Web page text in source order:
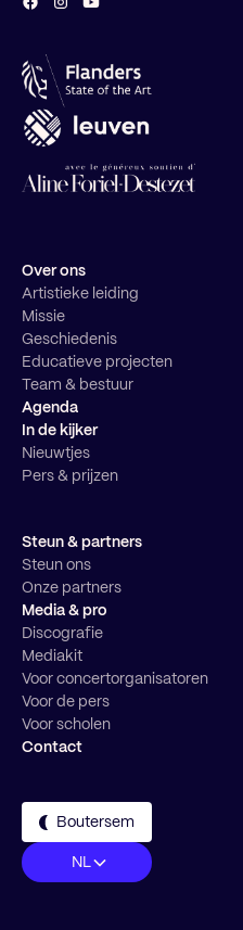
Over ons
Artistieke leiding
Missie
Geschiedenis
Educatieve projecten
Team & bestuur
Agenda
In de kijker
Nieuwtjes
Pers & prijzen
Steun & partners
Steun ons
Onze partners
Media & pro
Discografie
Mediakit
Voor concertorganisatoren
Voor de pers
Voor scholen
Contact
Boutersem
NL